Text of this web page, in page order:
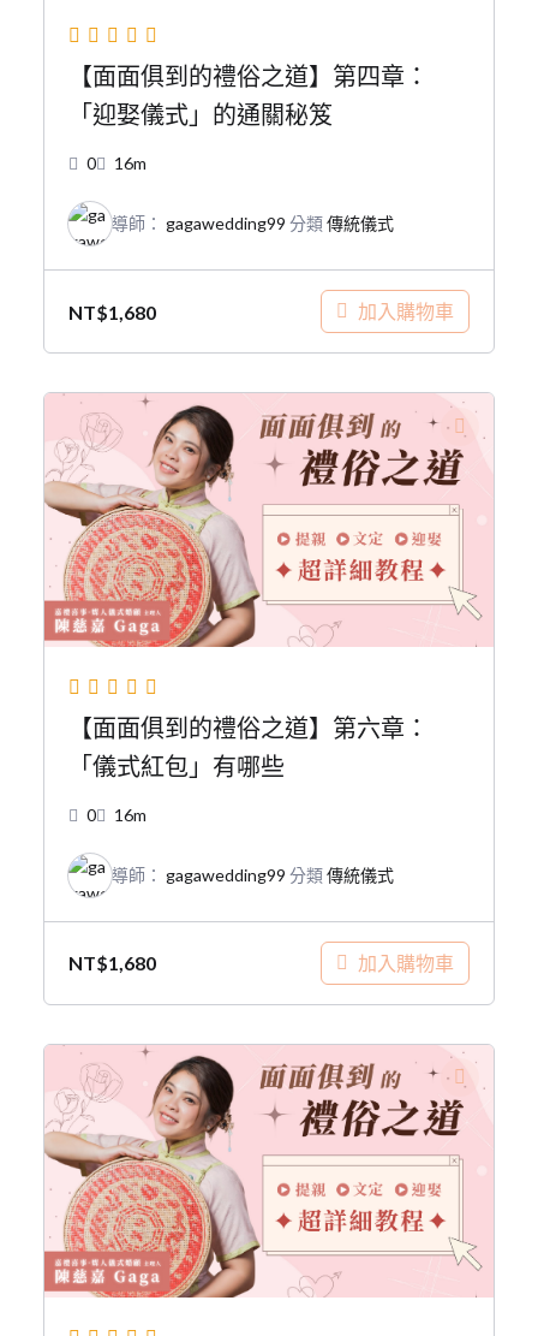
【面面俱到的禮俗之道】第四章：
「迎娶儀式」的通關秘笈
0 16m
導師： gagawedding99 分類傳統儀式
NT$1,680 加入購物車
【面面俱到的禮俗之道】第六章：
「儀式紅包」有哪些
0 16m
導師： gagawedding99 分類傳統儀式
NT$1,680 加入購物車